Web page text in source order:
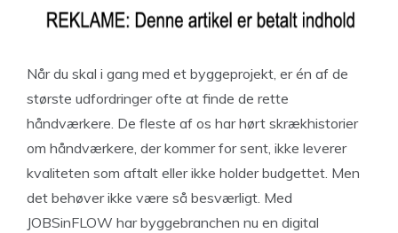
Når du skal i gang med et byggeprojekt, er én af de
største udfordringer ofte at finde de rette
håndværkere. De fleste af os har hørt skrækhistorier
om håndværkere, der kommer for sent, ikke leverer
kvaliteten som aftalt eller ikke holder budgettet. Men
det behøver ikke være så besværligt. Med
JOBSinFLOW har byggebranchen nu en digital